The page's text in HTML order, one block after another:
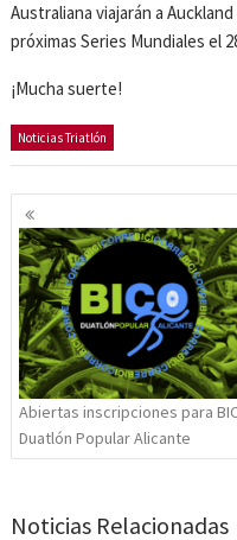
Australiana viajarán a
próximas Series Mundiales el
¡Mucha suerte!
Noticias Triatlón
Navegación
de
entradas
Abiertas inscripciones para
Duatlón Popular Alicante
Noticias Relacionadas